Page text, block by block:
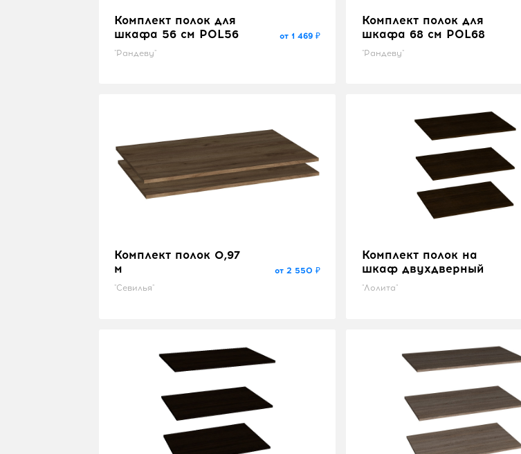
Комплект полок для
шкафа 56 см POL56
"Рандеву"
от 1 469 ₽
Комплект полок для
шкафа 68 см POL68
"Рандеву"
Комплект полок 0,97
м
"Севилья"
от 2 550 ₽
Комплект полок на
шкаф двухдверный
"Лолита"